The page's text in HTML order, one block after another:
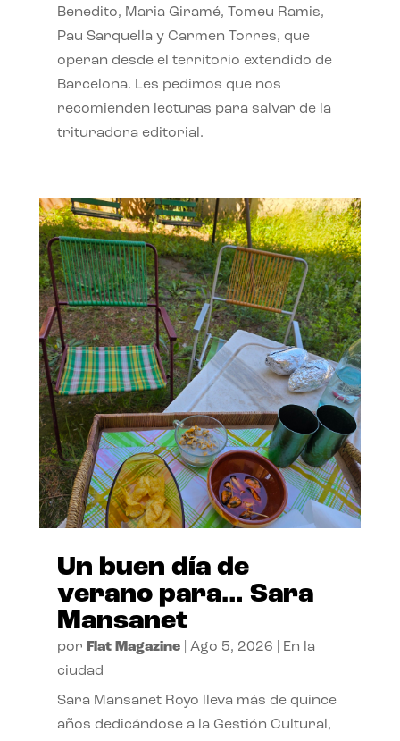
Benedito, Maria Giramé, Tomeu Ramis,
Pau Sarquella y Carmen Torres, que
operan desde el territorio extendido de
Barcelona. Les pedimos que nos
recomienden lecturas para salvar de la
trituradora editorial.
Un buen día de
verano para… Sara
Mansanet
por Flat Magazine| Ago 5, 2026
En la
ciudad
Sara Mansanet Royo lleva más de quince
años dedicándose a la Gestión Cultural,